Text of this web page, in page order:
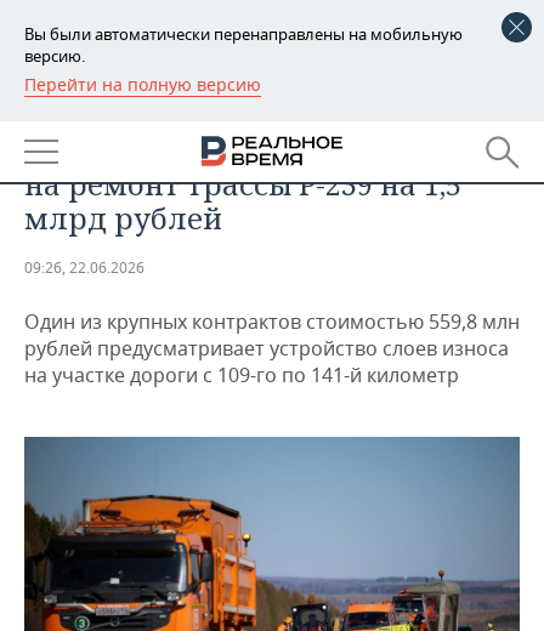
Вы были автоматически перенаправлены на мобильную
версию.
Перейти на полную версию
РЕГИОНЫ
БАШКОРТОСТАН
ТАТАРСТАН
НОВОСТИ
АНАЛИТИКА
ДЕКЛАРАЦИИ О ДОХОДАХ
КОРОЛИ ГОСЗАКАЗА ПФО
ТОРГОВЫЕ ЦЕНТРЫ
ТАТАРСТАНА
НОВОСТИ ЭКОНОМИКИ
ФИНАНСЫ
ИНВЕСТИЦИИ
ПРОМЫШЛЕННОСТЬ
НОВОСТИ
ПРОМЫШЛЕННОСТИ
АГРОПРОМ
МАШИНОСТРОЕНИЕ
НЕФТЕХИМИЯ
НЕФТЬ
НЕДВИЖИМОСТЬ
НОВОСТИ БИЗНЕСА
РОЗНИЧНАЯ ТОРГОВЛЯ
ТЕХНОЛОГИИ
НОВОСТИ ТЕХНОЛОГИЙ
МЕРОПРИЯТИЯ
В Татарстане объявили тендеры
на ремонт трассы Р-239 на 1,5
млрд рублей
09:26, 22.06.2026
Один из крупных контрактов стоимостью 559,8 млн
рублей предусматривает устройство слоев износа
на участке дороги с 109-го по 141-й километр